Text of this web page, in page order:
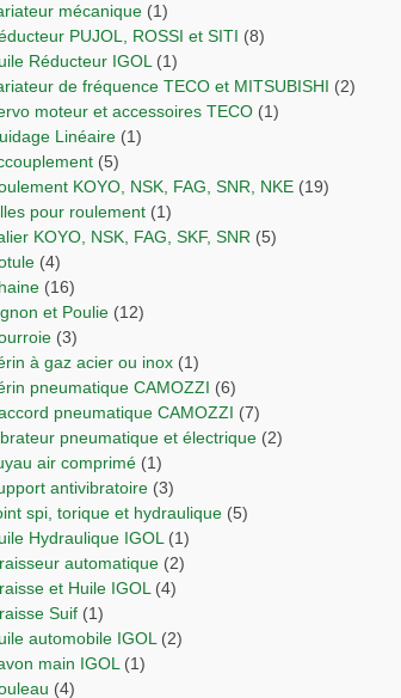
mécanique (1)
PUJOL, ROSSI et SITI (8)
Huile Réducteur IGOL (1)
de fréquence TECO et MITSUBISHI (2)
moteur et accessoires TECO (1)
Guidage Linéaire (1)
(5)
KOYO, NSK, FAG, SNR, NKE (19)
pour roulement (1)
KOYO, NSK, FAG, SKF, SNR (5)
(4)
Chaine (16)
et Poulie (12)
(3)
à gaz acier ou inox (1)
pneumatique CAMOZZI (6)
pneumatique CAMOZZI (7)
pneumatique et électrique (2)
air comprimé (1)
antivibratoire (3)
spi, torique et hydraulique (5)
Huile Hydraulique IGOL (1)
Graisseur automatique (2)
Graisse et Huile IGOL (4)
Graisse Suif (1)
Huile automobile IGOL (2)
main IGOL (1)
(4)